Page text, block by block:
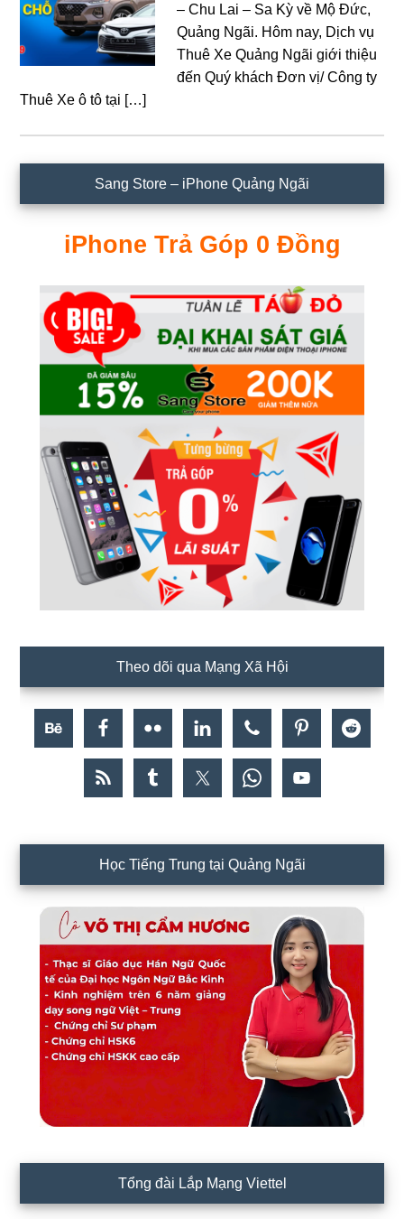
– Chu Lai – Sa Kỳ về Mộ Đức,
Quảng Ngãi. Hôm nay, Dịch vụ
Thuê Xe Quảng Ngãi giới thiệu
đến Quý khách Đơn vị/ Công ty
Thuê Xe ô tô tại […]
chính
Sang Store – iPhone Quảng Ngãi
iPhone Trả Góp 0 Đồng
Theo dõi qua Mạng Xã Hội
Học Tiếng Trung tại Quảng Ngãi
Tổng đài Lắp Mạng Viettel